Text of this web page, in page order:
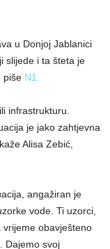
u Donjoj Jablanici
slijede i ta šteta je
piše N1.
infrastrukturu.
je jako zahtjevna
kaže Alisa Zebić,
angažiran je
vode. Ti uzorci,
vrijeme obavješteno
Dajemo svoj